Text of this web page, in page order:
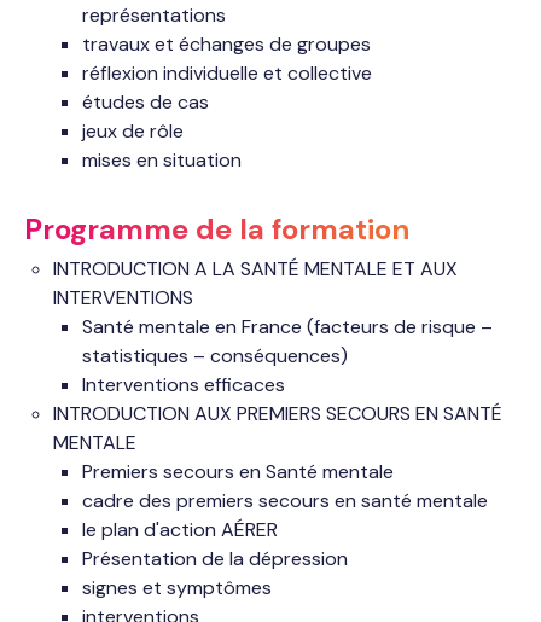
représentations
travaux et échanges de groupes
réflexion individuelle et collective
études de cas
jeux de rôle
mises en situation
Programme de la formation
INTRODUCTION A LA SANTÉ MENTALE ET AUX
INTERVENTIONS
Santé mentale en France (facteurs de risque –
statistiques – conséquences)
Interventions efficaces
INTRODUCTION AUX PREMIERS SECOURS EN SANTÉ
MENTALE
Premiers secours en Santé mentale
cadre des premiers secours en santé mentale
le plan d'action AÉRER
Présentation de la dépression
signes et symptômes
interventions